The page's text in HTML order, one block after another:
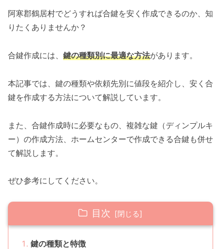
阿寒郡鶴居村でどうすれば合鍵を安く作成できるのか、知
りたくありませんか？
合鍵作成には、 鍵の種類別に最適な方法があります。
本記事では、鍵の種類や依頼先別に値段を紹介し、安く合
鍵を作成する方法について解説しています。
また、合鍵作成時に必要なもの、複雑な鍵（ディンプルキ
ー）の作成方法、ホームセンターで作成できる合鍵も併せ
て解説します。
ぜひ参考にしてください。
目次
鍵の種類と特徴